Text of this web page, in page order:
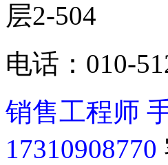
层2-504
电话：010-
销售工程师
17310908770